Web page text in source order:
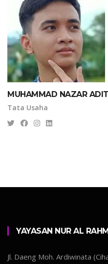
MUHAMMAD NAZAR
Tata Usaha
YAYASAN NUR AL
Jl. Daeng Moh. Ardiwinata